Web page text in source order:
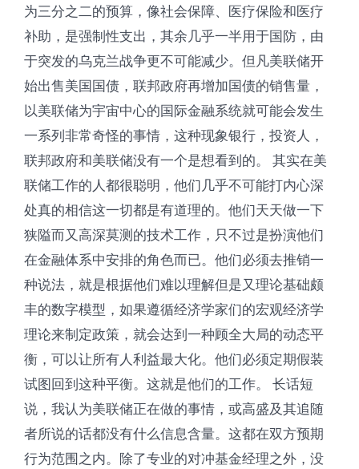
为三分之二的预算，像社会保障、医疗保险和医疗
补助，是强制性支出，其余几乎一半用于国防，由
于突发的乌克兰战争更不可能减少。但凡美联储开
始出售美国国债，联邦政府再增加国债的销售量，
以美联储为宇宙中心的国际金融系统就可能会发生
一系列非常奇怪的事情，这种现象银行，投资人，
联邦政府和美联储没有一个是想看到的。 其实在美
联储工作的人都很聪明，他们几乎不可能打内心深
处真的相信这一切都是有道理的。他们天天做一下
狭隘而又高深莫测的技术工作，只不过是扮演他们
在金融体系中安排的角色而已。他们必须去推销一
种说法，就是根据他们难以理解但是又理论基础颇
丰的数字模型，如果遵循经济学家们的宏观经济学
理论来制定政策，就会达到一种顾全大局的动态平
衡，可以让所有人利益最大化。他们必须定期假装
试图回到这种平衡。这就是他们的工作。 长话短
说，我认为美联储正在做的事情，或高盛及其追随
者所说的话都没有什么信息含量。这都在双方预期
行为范围之内。除了专业的对冲基金经理之外，没